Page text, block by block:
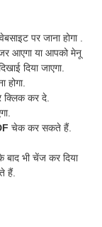
पर जाना होगा .
आएगा या आपको मेनू
दिया जाएगा.
होगा.
क्लिक कर दे.
चेक कर सकते हैं.
बाद भी चेंज कर दिया
हैं.